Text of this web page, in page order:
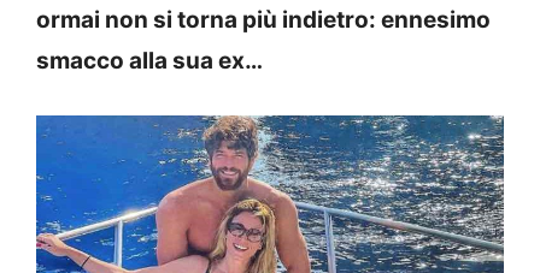
ormai non si torna più indietro: ennesimo
smacco alla sua ex…